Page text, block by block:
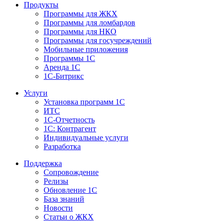
Продукты
Программы для ЖКХ
Программы для ломбардов
Программы для НКО
Программы для госучреждений
Мобильные приложения
Программы 1С
Аренда 1С
1С-Битрикс
Услуги
Установка программ 1С
ИТС
1С-Отчетность
1С: Контрагент
Индивидуальные услуги
Разработка
Поддержка
Сопровождение
Релизы
Обновление 1С
База знаний
Новости
Статьи о ЖКХ